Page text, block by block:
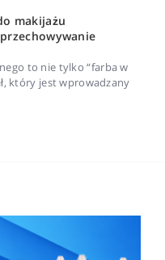
makijażu
to nie tylko “farba w
który jest wprowadzany